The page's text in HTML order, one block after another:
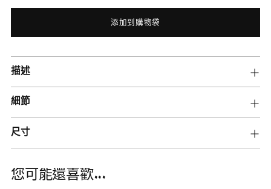
添加到購物袋
將
產
品
添
加
到
您
購
描述
細節
尺寸
您可能還喜歡...